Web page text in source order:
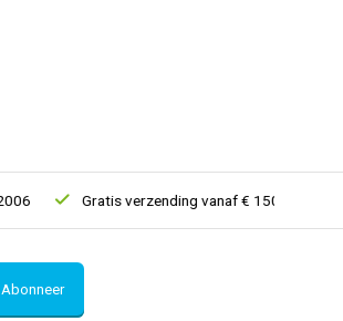
Gratis verzending vanaf € 150
Abonneer